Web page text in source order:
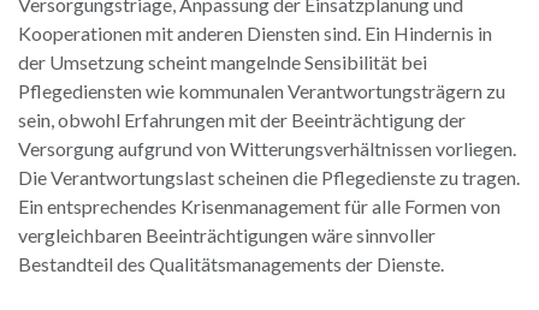
Kooperationen mit anderen Diensten sind. Ein Hindernis in
der Umsetzung scheint mangelnde Sensibilität bei
Pflegediensten wie kommunalen Verantwortungsträgern zu
sein, obwohl Erfahrungen mit der Beeinträchtigung der
Versorgung aufgrund von Witterungsverhältnissen vorliegen.
Die Verantwortungslast scheinen die Pflegedienste zu tragen.
Ein entsprechendes Krisenmanagement für alle Formen von
vergleichbaren Beeinträchtigungen wäre sinnvoller
Bestandteil des Qualitätsmanagements der Dienste.